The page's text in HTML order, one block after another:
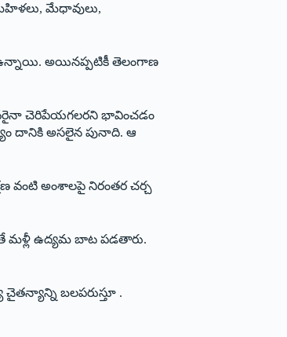
మేధావులు,
ఉన్నాయి. అయినప్పటికీ తెలంగాణ
ఎవరైనా చెరిపేయగలరని భావించడం
దానికి అసలైన పునాది. ఆ
వంటి అంశాలపై నిరంతర చర్చ
మళ్లీ ఉద్యమ బాట పడతారు.
బలపరుస్తూ .